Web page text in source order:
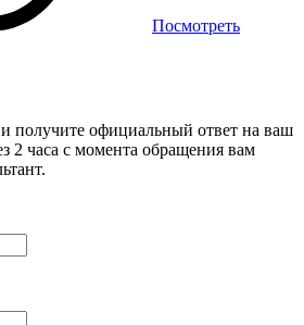
Посмотреть
получите официальный ответ на ваш
2 часа с момента обращения вам